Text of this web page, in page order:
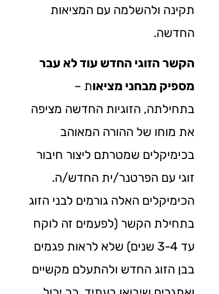
תקינה ולהשלמה עם המציאות
החדשה.
הקשר הזוגי החדש עוד לא עבר
מספיק מבחני מציאות –
בתחילתה, הזוגיות החדשה מציפה
את מוחו של ההורה המאוהב
בכימיקלים שמטרתם ליצור חיבור
זוגי עם הפרטנר/ית החדש/ה.
הכימיקלים האלה גורמים לבני הזוג
בתחילת הקשר (לפעמים זה לוקח
עד 3-4 שנים) שלא לראות פגמים
בבן הזוג החדש ולהתעלם מקשיים